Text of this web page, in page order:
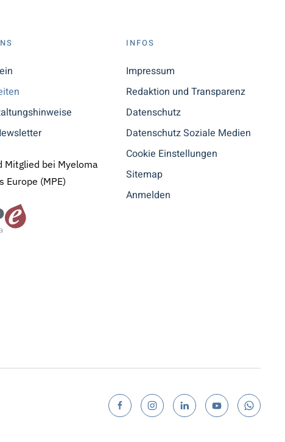
Mitglied bei Myeloma
Europe (MPE)
INFOS
Impressum
Redaktion und Transparenz
Datenschutz
Datenschutz Soziale Medien
Cookie Einstellungen
Sitemap
Anmelden